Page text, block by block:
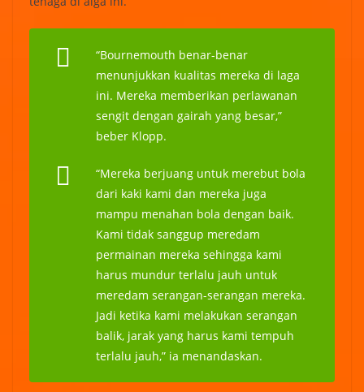
“Bournemouth benar-benar
menunjukkan kualitas mereka di laga
ini. Mereka memberikan perlawanan
sengit dengan gairah yang besar,”
beber Klopp.
“Mereka berjuang untuk merebut bola
dari kaki kami dan mereka juga
mampu menahan bola dengan baik.
Kami tidak sanggup meredam
permainan mereka sehingga kami
harus mundur terlalu jauh untuk
meredam serangan-serangan mereka.
Jadi ketika kami melakukan serangan
balik, jarak yang harus kami tempuh
terlalu jauh,” ia menandaskan.